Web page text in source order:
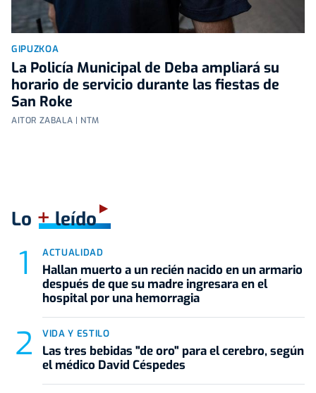
GIPUZKOA
La Policía Municipal de Deba ampliará su
horario de servicio durante las fiestas de
San Roke
AITOR ZABALA | NTM
Lo +leído
ACTUALIDAD
Hallan muerto a un recién nacido en un armario
después de que su madre ingresara en el
hospital por una hemorragia
VIDA Y ESTILO
Las tres bebidas "de oro" para el cerebro, según
el médico David Céspedes